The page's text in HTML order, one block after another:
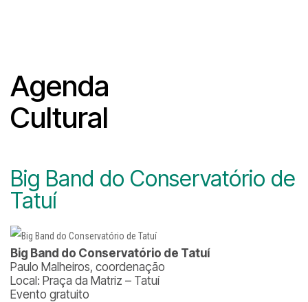
Agenda
Cultural
Big Band do Conservatório de
Tatuí
Big Band do Conservatório de Tatuí
Paulo Malheiros, coordenação
Local: Praça da Matriz – Tatuí
Evento gratuito